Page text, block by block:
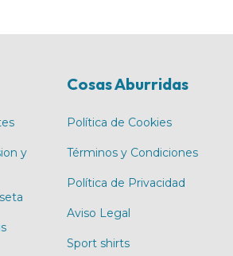
y
Cosas Aburridas
Política de Cookies
Términos y Condiciones
Política de Privacidad
Aviso Legal
Sport shirts